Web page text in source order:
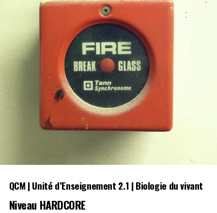
QCM | Unité d’Enseignement 2.1 | Biologie du vivant
Niveau HARDCORE